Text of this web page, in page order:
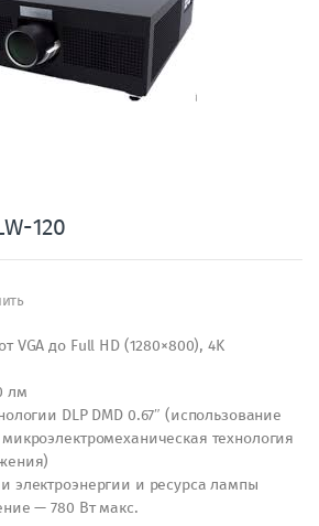
120
VGA до Full HD (1280×800), 4K
лм
DLP DMD 0.67″ (использование
технология
электроэнергии и ресурса лампы
— 780 Вт макс.